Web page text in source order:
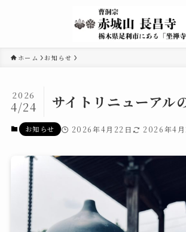
ホーム お知らせ
サイトリニューアル
2026
4/24
お知らせ 2026年4月22日 2026年4